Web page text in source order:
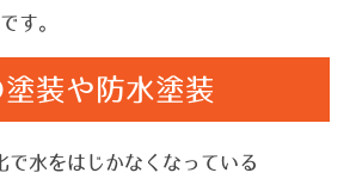
す。
装や防水塗装
で水をはじかなくなっている